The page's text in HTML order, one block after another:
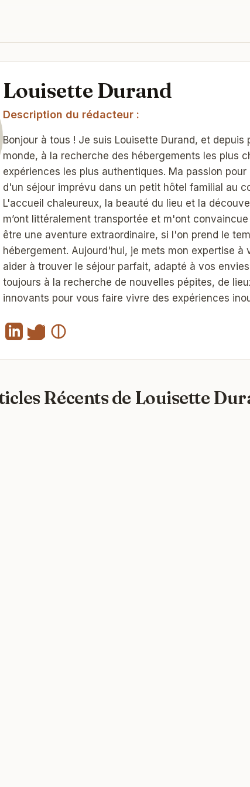
Louisette Durand
Description du rédacteur :
Bonjour à tous ! Je suis Louisette Durand, et depuis
monde, à la recherche des hébergements les plus
expériences les plus authentiques. Ma passion
d'un séjour imprévu dans un petit hôtel familial au
L'accueil chaleureux, la beauté du lieu et la
m’ont littéralement transportée et m'ont
être une aventure extraordinaire, si l'on prend le
hébergement. Aujourd'hui, je mets mon expertise à
aider à trouver le séjour parfait, adapté à vos
toujours à la recherche de nouvelles pépites, de
innovants pour vous faire vivre des expériences
Récents de Louisette